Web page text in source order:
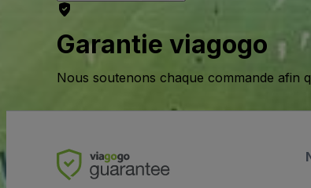
Garantie viagogo
Nous soutenons chaque commande afin